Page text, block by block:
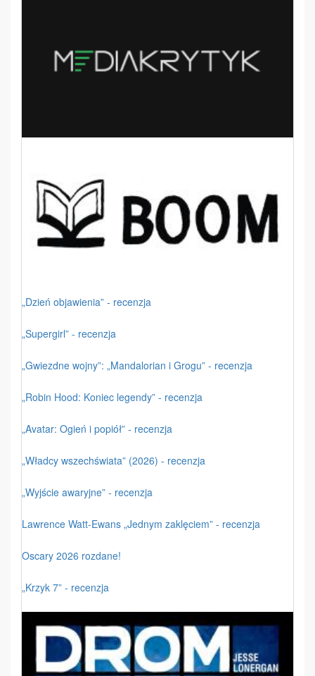
„Dzień objawienia” - recenzja
„Supergirl” - recenzja
„Gwiezdne wojny”: „Mandalorian i Grogu” - recenzja
„Robin Hood: Koniec legendy” - recenzja
„Avatar: Ogień i popiół” - recenzja
„Władcy wszechświata” (2026) - recenzja
„Wyjście awaryjne” - recenzja
Lawrence Watt-Ewans „Jednym zaklęciem” - recenzja
Oscary 2026 rozdane!
„Krzyk 7” - recenzja